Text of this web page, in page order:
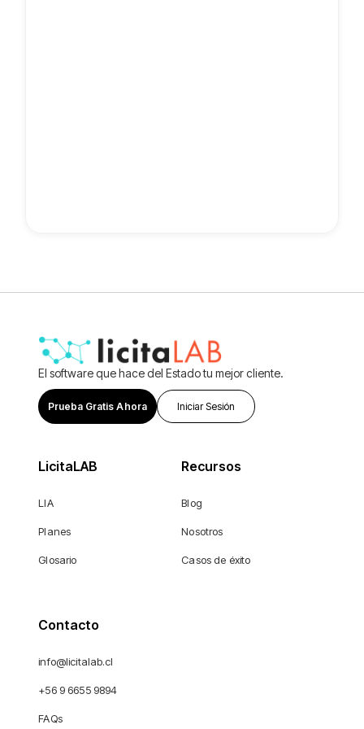
El software que hace del Estado tu mejor cliente.
Prueba Gratis Ahora Iniciar Sesión
LicitaLAB
LIA
Planes
Glosario
Recursos
Blog
Nosotros
Casos de éxito
Contacto
info@licitalab.cl
+56 9 6655 9894
FAQs